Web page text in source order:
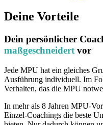
Deine Vorteile
Dein persönlicher
maßgeschneidertvor
Jede MPU hat ein gleiches
Ausführung individuell. Im
Verhalten, das die MPU
In mehr als 8 Jahren MPU-
Einzel-Coachings die beste